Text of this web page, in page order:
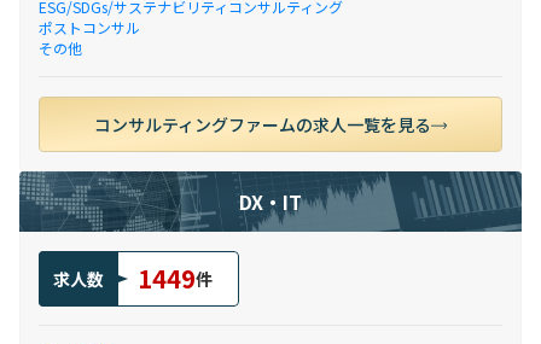
ESG/SDGs/サステナビリティコンサルティング
ポストコンサル
その他
コンサルティングファームの求人一覧を見る
DX・IT
求人数 1449件